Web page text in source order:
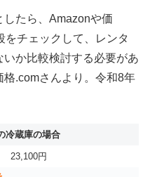
たら、Amazonや価
をチェックして、レンタ
か比較検討する必要があ
格.comさんより。令和8年
冷蔵庫の場合
23,100円